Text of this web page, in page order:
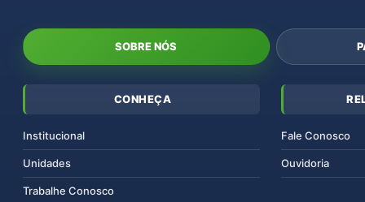
SOBRE NÓS
CONHEÇA
Institucional
Unidades
Trabalhe Conosco
Fale Conosco
Ouvidoria